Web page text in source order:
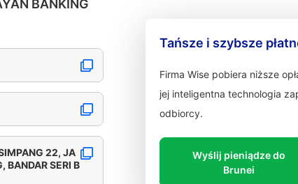
BANKING
22, JA
BANDAR SERI B
Tańsze i szybsze
Firma Wise pobiera niższe
jej inteligentna technologia
odbiorcy.
Wyślij pieniądze do
Brunei